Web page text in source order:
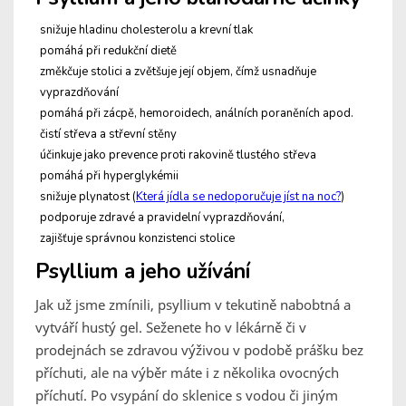
snižuje hladinu cholesterolu a krevní tlak
pomáhá při redukční dietě
změkčuje stolici a zvětšuje její objem, čímž usnadňuje
vyprazdňování
pomáhá při zácpě, hemoroidech, análních poraněních apod.
čistí střeva a střevní stěny
účinkuje jako prevence proti rakovině tlustého střeva
pomáhá při hyperglykémii
snižuje plynatost (Která jídla se nedoporučuje jíst na noc?)
podporuje zdravé a pravidelní vyprazdňování,
zajišťuje správnou konzistenci stolice
Psyllium a jeho užívání
Jak už jsme zmínili, psyllium v tekutině nabobtná a
vytváří hustý gel. Seženete ho v lékárně či v
prodejnách se zdravou výživou v podobě prášku bez
příchuti, ale na výběr máte i z několika ovocných
příchutí. Po vsypání do sklenice s vodou či jiným